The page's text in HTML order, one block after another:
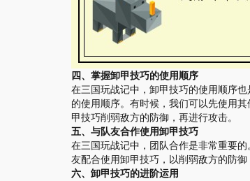
四、掌握卸甲技巧的使用顺序
在三国玩战记中，卸甲技巧的使用顺序
的使用顺序。有时候，我们可以先使用
甲技巧削弱敌方的防御，再进行攻击。
五、与队友合作使用卸甲技巧
在三国玩战记中，团队合作是非常重要
友配合使用卸甲技巧，以削弱敌方的防御
六、卸甲技巧的进阶运用